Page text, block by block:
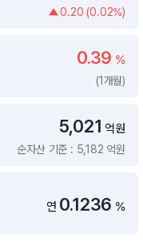
0.20 (0.02%)
0.39 %
(1개월)
5,021 억원
순자산 기준 : 5,182 억원
연 0.1236 %
당 · 모으기 · 포트래빗 관리
킹 · ETF 찾기 · 종목찾기